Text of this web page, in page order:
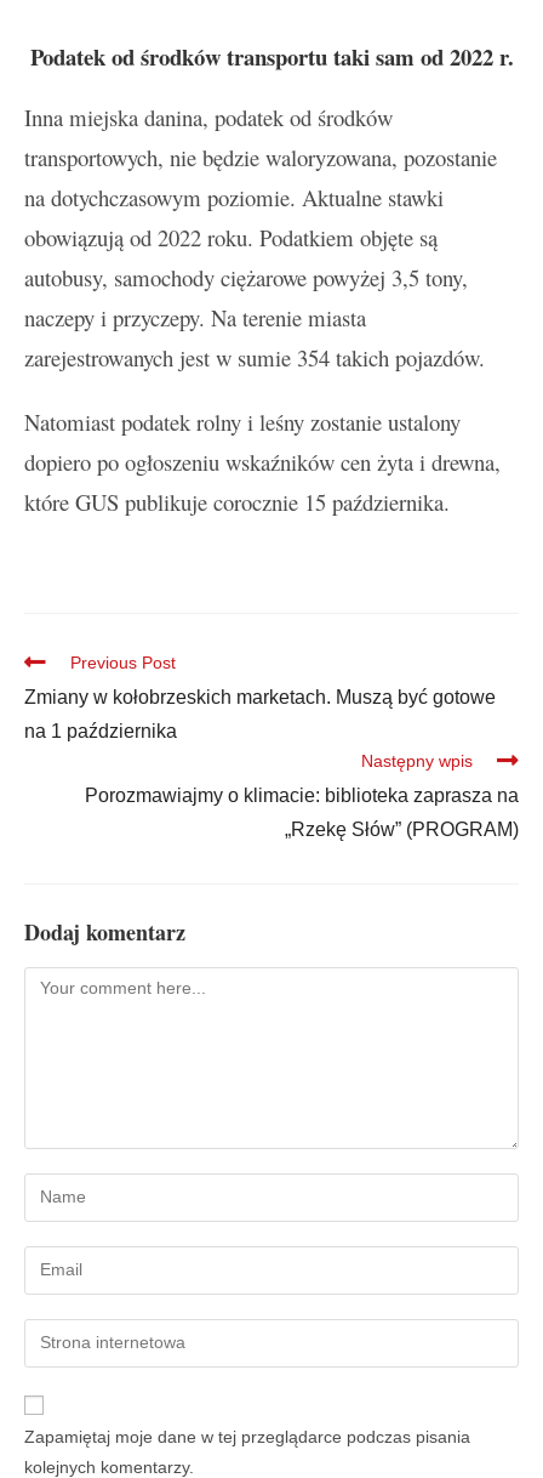
Podatek od środków transportu taki sam od 2022 r.
Inna miejska danina, podatek od środków
transportowych, nie będzie waloryzowana, pozostanie
na dotychczasowym poziomie. Aktualne stawki
obowiązują od 2022 roku. Podatkiem objęte są
autobusy, samochody ciężarowe powyżej 3,5 tony,
naczepy i przyczepy. Na terenie miasta
zarejestrowanych jest w sumie 354 takich pojazdów.
Natomiast podatek rolny i leśny zostanie ustalony
dopiero po ogłoszeniu wskaźników cen żyta i drewna,
które GUS publikuje corocznie 15 października.
Previous Post
Zmiany w kołobrzeskich marketach. Muszą być gotowe
na 1 października
Następny wpis
Porozmawiajmy o klimacie: biblioteka zaprasza na
„Rzekę Słów” (PROGRAM)
Dodaj komentarz
Zapamiętaj moje dane w tej przeglądarce podczas pisania
kolejnych komentarzy.